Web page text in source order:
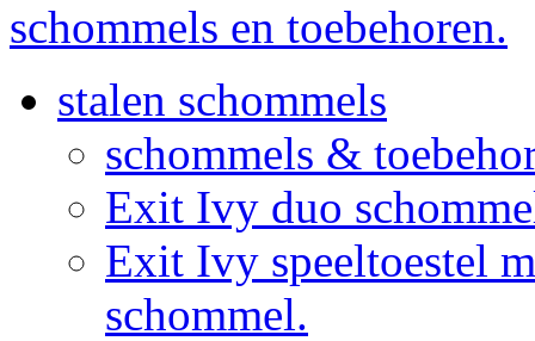
schommels en toebehoren.
stalen schommels
schommels &
Exit Ivy duo
Exit Ivy speeltoestel
schommel.